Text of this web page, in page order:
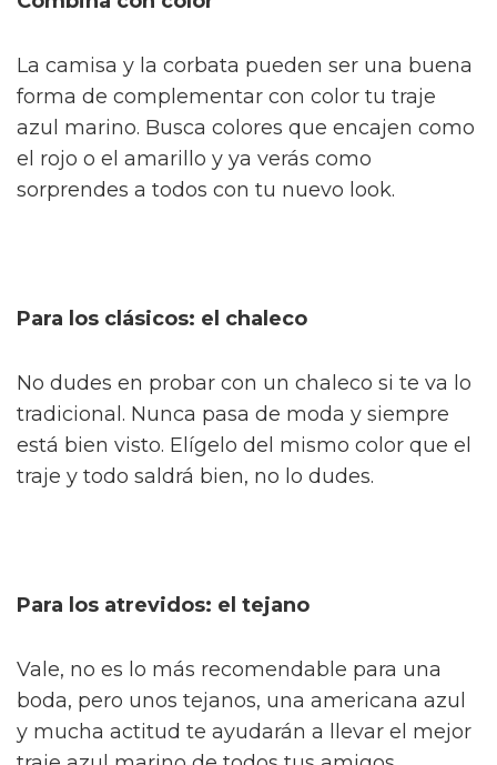
La camisa y la corbata pueden ser una buena
forma de complementar con color tu traje
azul marino. Busca colores que encajen como
el rojo o el amarillo y ya verás como
sorprendes a todos con tu nuevo look.
Para los clásicos: el chaleco
No dudes en probar con un chaleco si te va lo
tradicional. Nunca pasa de moda y siempre
está bien visto. Elígelo del mismo color que el
traje y todo saldrá bien, no lo dudes.
Para los atrevidos: el tejano
Vale, no es lo más recomendable para una
boda, pero unos tejanos, una americana azul
y mucha actitud te ayudarán a llevar el mejor